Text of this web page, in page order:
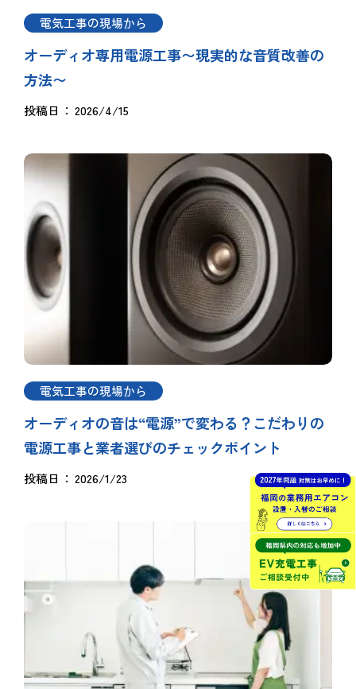
電気工事の現場から
オーディオ専用電源工事〜現実的な音質改善の
方法〜
投稿日 2026/4/15
電気工事の現場から
オーディオの音は“電源”で変わる？こだわりの
電源工事と業者選びのチェックポイント
投稿日 2026/1/23